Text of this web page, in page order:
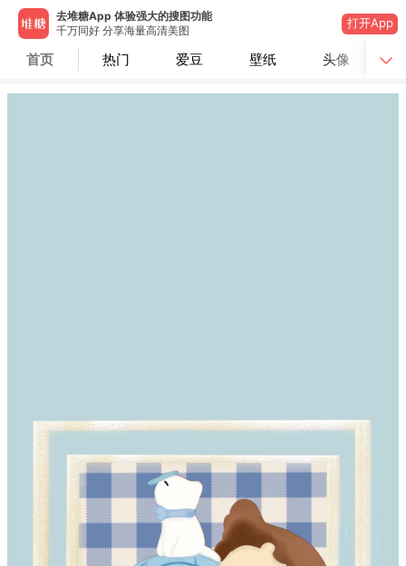
去堆糖App 体验强大的搜图功能
千万同好 分享海量高清美图
打开App
首页 热门 爱豆 壁纸 头像